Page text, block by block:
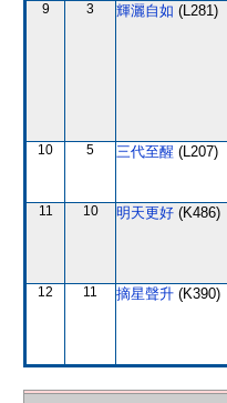
9 3 輝灑自如 (L281)
10 5 三代至醒 (L207)
11 10 明天更好 (K486)
12 11 摘星聲升 (K390)